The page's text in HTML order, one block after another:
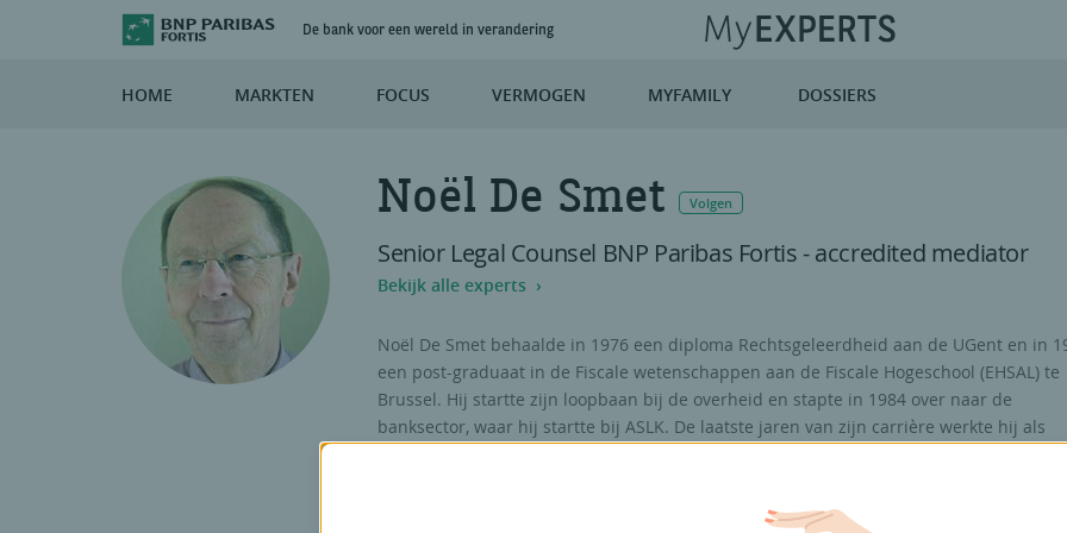
De bank voor een wereld in verandering
HOME MARKTEN FOCUS VERMOGEN MYFAMILY DOSSIERS
Noël De Smet Volgen
Senior Legal Counsel BNP Paribas Fortis - accredited mediator
Bekijk alle experts
Noël De Smet behaalde in 1976 een diploma Rechtsgeleerdheid aan de UGent en in
een post-graduaat in de Fiscale wetenschappen aan de Fiscale Hogeschool (EHSAL) te
Brussel. Hij startte zijn loopbaan bij de overheid en stapte in 1984 over naar de
banksector, waar hij startte bij ASLK. De laatste jaren van zijn carrière werkte hij als
en in 2008 volgde hij de opleiding tot bemiddelaar in burgerlijke en handelszaken